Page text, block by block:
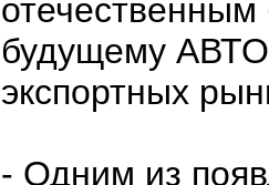
будущему
экспортных
- Одним из